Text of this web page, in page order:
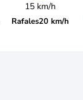
15 km/h
Rafales20 km/h